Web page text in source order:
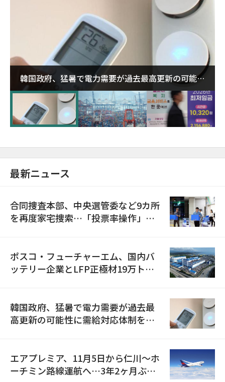
韓国政府、猛暑で電力需要が過去最高更新の可能性
に需給対応体制を点検
最新ニュース
合同捜査本部、中央選管委など9カ所
を再度家宅捜索…「投票率操作」の
ポスコ・フューチャーエム、国内バ
ッテリー企業とLFP正極材19万トン
韓国政府、猛暑で電力需要が過去最
高更新の可能性に需給対応体制を点
エアプレミア、11月5日から仁川〜ホ
ーチミン路線運航へ…3年2ヶ月ぶり